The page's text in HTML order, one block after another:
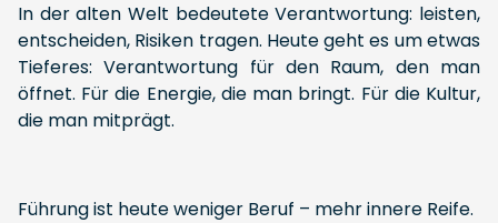
In der alten Welt bedeutete Verantwortung: leisten,
entscheiden, Risiken tragen. Heute geht es um etwas
Tieferes: Verantwortung für den Raum, den man
öffnet. Für die Energie, die man bringt. Für die Kultur,
die man mitprägt.
Führung ist heute weniger Beruf – mehr innere Reife.